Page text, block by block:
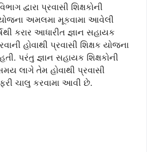
દ્વારા પ્રવાસી શિક્ષકોની
અમલમા મૂકવામા આવેલી
કરાર આધારીત જ્ઞાન સહાયક
હોવાથી પ્રવાસી શિક્ષક યોજના
પરંતુ જ્ઞાન સહાયક શિક્ષકોની
લાગે તેમ હોવાથી પ્રવાસી
ફરી ચાલુ કરવામા આવી છે.